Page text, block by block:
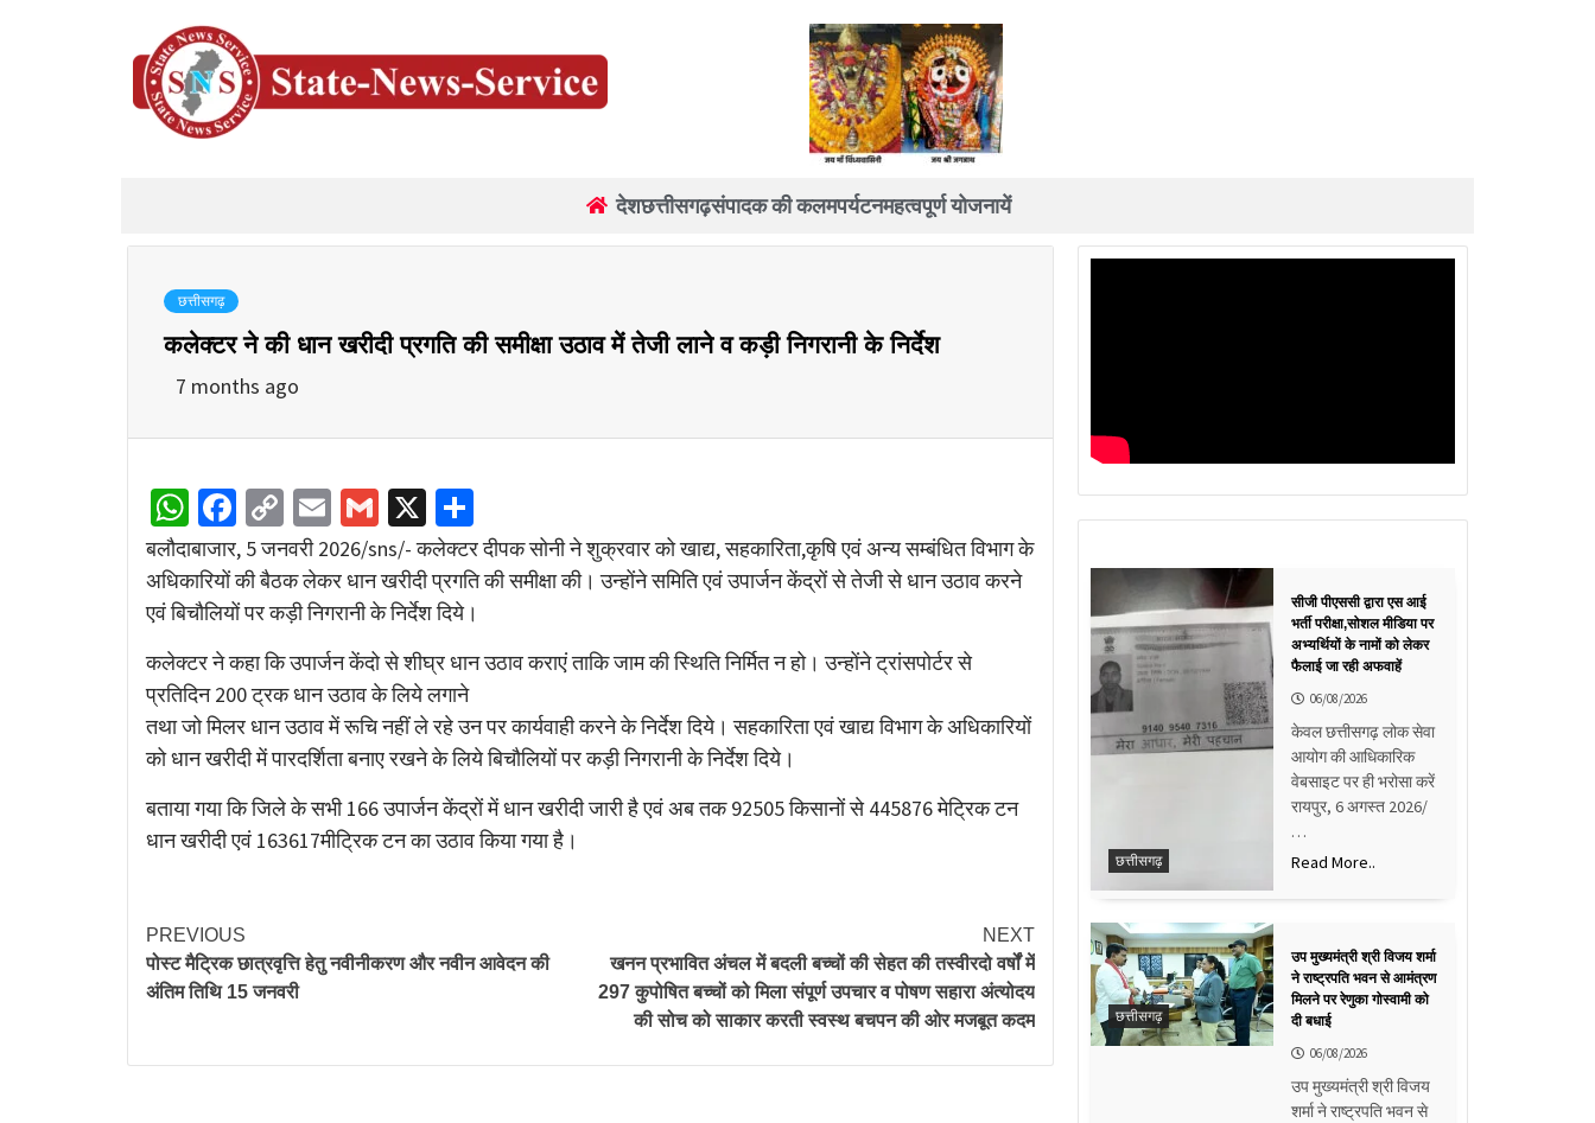
देशछत्तीसगढ़संपादक की कलमपर्यटनमहत्वपूर्ण योजनायें
छत्तीसगढ़
कलेक्टर ने की धान खरीदी प्रगति की समीक्षा उठाव में तेजी लाने व कड़ी निगरानी के निर्देश
7 months ago
WhatsApp
Facebook
Copy
Link
EmailGmail
X
बलौदाबाजार, 5 जनवरी 2026/sns/- कलेक्टर दीपक सोनी ने शुक्रवार को खाद्य, सहकारिता,कृषि एवं अन्य सम्बंधित विभाग के
अधिकारियों की बैठक लेकर धान खरीदी प्रगति की समीक्षा की। उन्होंने समिति एवं उपार्जन केंद्रों से तेजी से धान उठाव करने
एवं बिचौलियों पर कड़ी निगरानी के निर्देश दिये।
कलेक्टर ने कहा कि उपार्जन केंदो से शीघ्र धान उठाव कराएं ताकि जाम की स्थिति निर्मित न हो। उन्होंने ट्रांसपोर्टर से
प्रतिदिन 200 ट्रक धान उठाव के लिये लगाने
तथा जो मिलर धान उठाव में रूचि नहीं ले रहे उन पर कार्यवाही करने के निर्देश दिये। सहकारिता एवं खाद्य विभाग के अधिकारियों
को धान खरीदी में पारदर्शिता बनाए रखने के लिये बिचौलियों पर कड़ी निगरानी के निर्देश दिये।
बताया गया कि जिले के सभी 166 उपार्जन केंद्रों में धान खरीदी जारी है एवं अब तक 92505 किसानों से 445876 मेट्रिक टन
धान खरीदी एवं 163617मीट्रिक टन का उठाव किया गया है।
PREVIOUS
पोस्ट मैट्रिक छात्रवृत्ति हेतु नवीनीकरण और नवीन आवेदन की
अंतिम तिथि 15 जनवरी
NEXT
खनन प्रभावित अंचल में बदली बच्चों की सेहत की तस्वीरदो वर्षों में
297 कुपोषित बच्चों को मिला संपूर्ण उपचार व पोषण सहारा अंत्योदय
की सोच को साकार करती स्वस्थ बचपन की ओर मजबूत कदम
छत्तीसगढ़
सीजी पीएससी द्वारा एस आई
भर्ती परीक्षा,सोशल मीडिया पर
अभ्यर्थियों के नामों को लेकर
फैलाई जा रही अफवाहें
06/08/2026
केवल छत्तीसगढ़ लोक सेवा
आयोग की आधिकारिक
वेबसाइट पर ही भरोसा करें
रायपुर, 6 अगस्त 2026/
…
Read More..
छत्तीसगढ़
उप मुख्यमंत्री श्री विजय शर्मा
ने राष्ट्रपति भवन से आमंत्रण
मिलने पर रेणुका गोस्वामी को
दी बधाई
06/08/2026
उप मुख्यमंत्री श्री विजय
शर्मा ने राष्ट्रपति भवन से